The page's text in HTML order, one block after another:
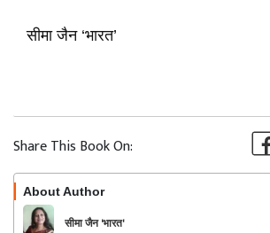
सीमा जैन ‘भारत’
Share This Book On:
About Author
सीमा जैन 'भारत'